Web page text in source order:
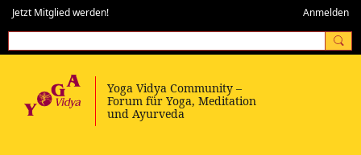
Jetzt Mitglied werden! Anmelden